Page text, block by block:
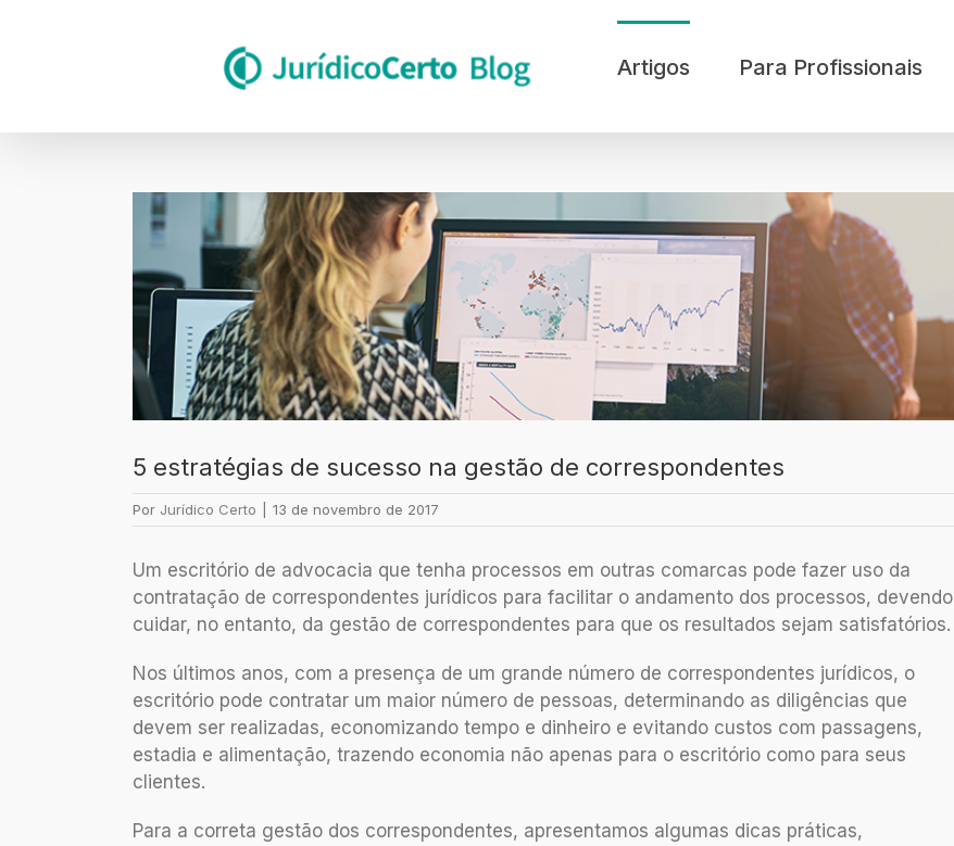
Artigos Para Profissionais
Ver
imagem
5 estratégias de sucesso na gestão de correspondentes
Por Jurídico Certo 13 de novembro de 2017
Um escritório de advocacia que tenha processos em outras comarcas pode fazer uso da
contratação de correspondentes jurídicos para facilitar o andamento dos processos, devendo
cuidar, no entanto, da gestão de correspondentes para que os resultados sejam satisfatórios.
Nos últimos anos, com a presença de um grande número de correspondentes jurídicos, o
escritório pode contratar um maior número de pessoas, determinando as diligências que
devem ser realizadas, economizando tempo e dinheiro e evitando custos com passagens,
estadia e alimentação, trazendo economia não apenas para o escritório como para seus
clientes.
Para a correta gestão dos correspondentes, apresentamos algumas dicas práticas,